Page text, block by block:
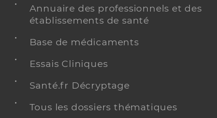
Annuaire des professionnels et des
établissements de santé
Base de médicaments
Essais Cliniques
Santé.fr Décryptage
Tous les dossiers thématiques